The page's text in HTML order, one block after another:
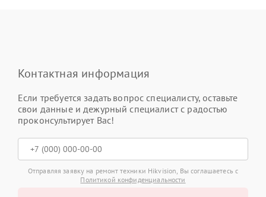
Контактная информация
Если требуется задать вопрос специалисту, оставьте
свои данные и дежурный специалист с радостью
проконсультирует Вас!
Отправляя заявку на ремонт техники Hikvision, Вы соглашаетесь с
Политикой конфиденциальности